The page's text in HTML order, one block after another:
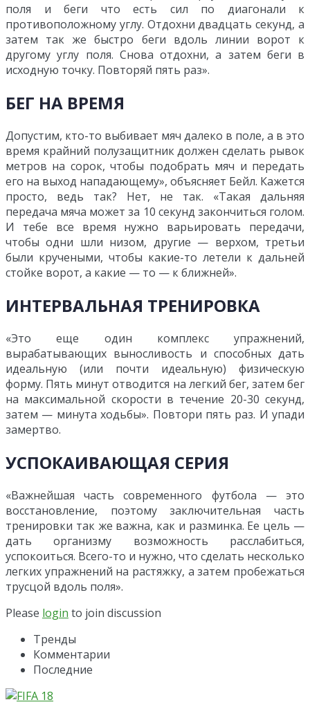
поля и беги что есть сил по диагонали к
противоположному углу. Отдохни двадцать секунд, а
затем так же быстро беги вдоль линии ворот к
другому углу поля. Снова отдохни, а затем беги в
исходную точку. Повторяй пять раз».
БЕГ НА ВРЕМЯ
Допустим, кто-то выбивает мяч далеко в поле, а в это
время крайний полузащитник должен сделать рывок
метров на сорок, чтобы подобрать мяч и передать
его на выход нападающему», объясняет Бейл. Кажется
просто, ведь так? Нет, не так. «Такая дальняя
передача мяча может за 10 секунд закончиться голом.
И тебе все время нужно варьировать передачи,
чтобы одни шли низом, другие — верхом, третьи
были кручеными, чтобы какие-то летели к дальней
стойке ворот, а какие — то — к ближней».
ИНТЕРВАЛЬНАЯ ТРЕНИРОВКА
«Это еще один комплекс упражнений,
вырабатывающих выносливость и способных дать
идеальную (или почти идеальную) физическую
форму. Пять минут отводится на легкий бег, затем бег
на максимальной скорости в течение 20-30 секунд,
затем — минута ходьбы». Повтори пять раз. И упади
замертво.
УСПОКАИВАЮЩАЯ СЕРИЯ
«Важнейшая часть современного футбола — это
восстановление, поэтому заключительная часть
тренировки так же важна, как и разминка. Ее цель —
дать организму возможность расслабиться,
успокоиться. Всего-то и нужно, что сделать несколько
легких упражнений на растяжку, а затем пробежаться
трусцой вдоль поля».
Please login to join discussion
Тренды
Комментарии
Последние